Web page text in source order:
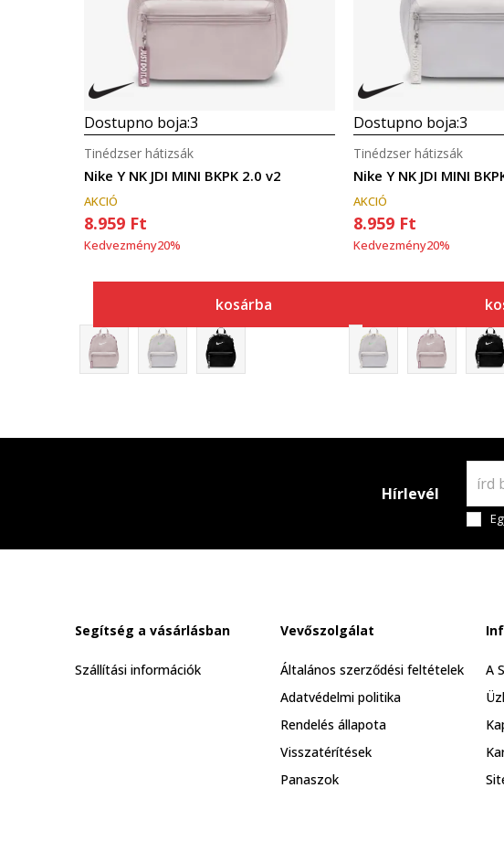
Dostupno boja:3
Nike Y NK JDI MINI BKPK 2.0 v2
Tinédzser hátizsák
AKCIÓ
8.959 Ft
Kedvezmény20%
kosárba
Dostupno boja:3
Nike Y NK JDI MINI
Tinédzser hátizsák
AKCIÓ
8.959 Ft
Kedvezmény20%
Hírlevél
Segítség a vásárlásban
Szállítási információk
Vevőszolgálat
Általános szerződési feltételek
Adatvédelmi politika
Rendelés állapota
Visszatérítések
Panaszok
A